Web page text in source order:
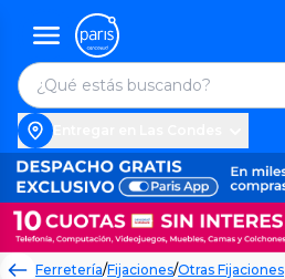
Ferretería/Fijaciones/Otras Fijaciones